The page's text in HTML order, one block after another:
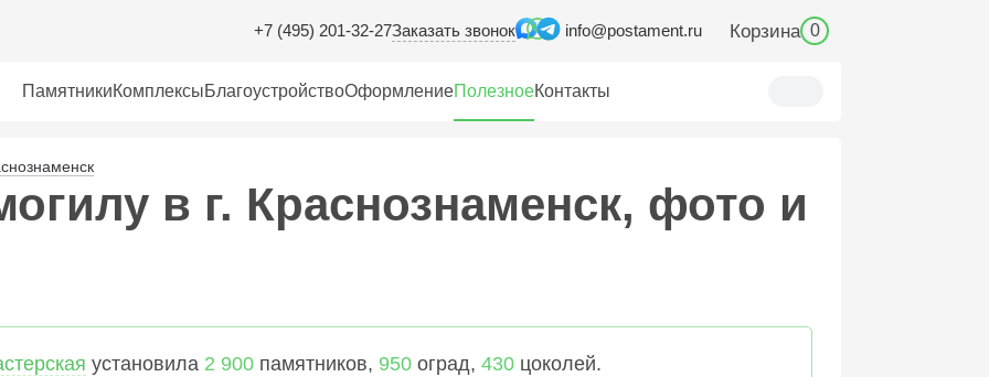
+7 (495) 201-32-27Заказать звонок info@postament.ru Корзина 0
ПамятникиКомплексыБлагоустройствоОформлениеПолезноеКонтакты
в г. Краснознаменск, фото и
установила 2 900 памятников, 950 оград, 430 цоколей.